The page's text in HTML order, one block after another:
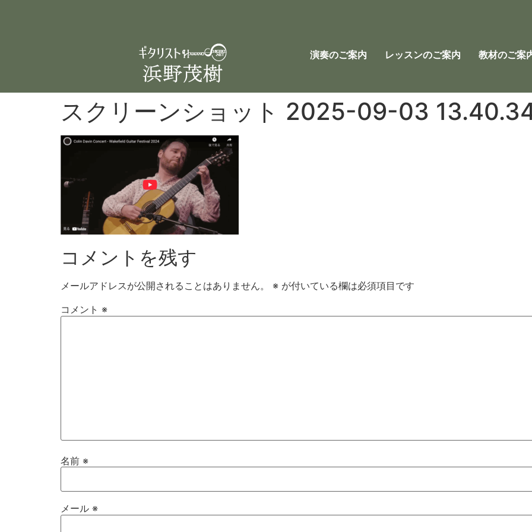
演奏のご案内 レッスンのご案内 教材のご案
スクリーンショット 2025-09-03
コメントを残す
メールアドレスが公開されることはありません。 ※ が付いている欄は必須項目です
コメント ※
名前 ※
メール ※